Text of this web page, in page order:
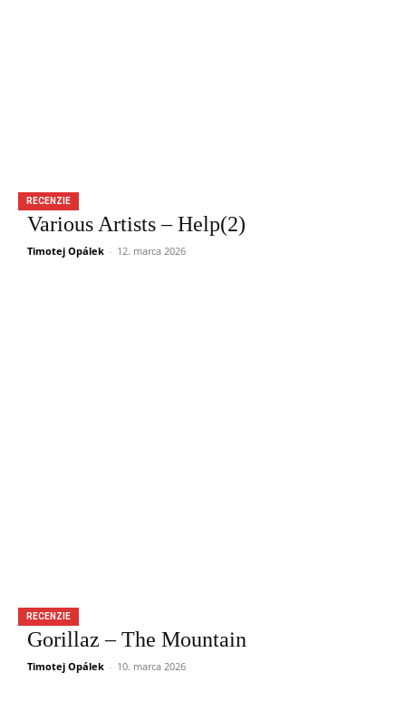
RECENZIE
Various Artists – Help(2)
Timotej Opálek - 12. marca 2026
RECENZIE
Gorillaz – The Mountain
Timotej Opálek - 10. marca 2026